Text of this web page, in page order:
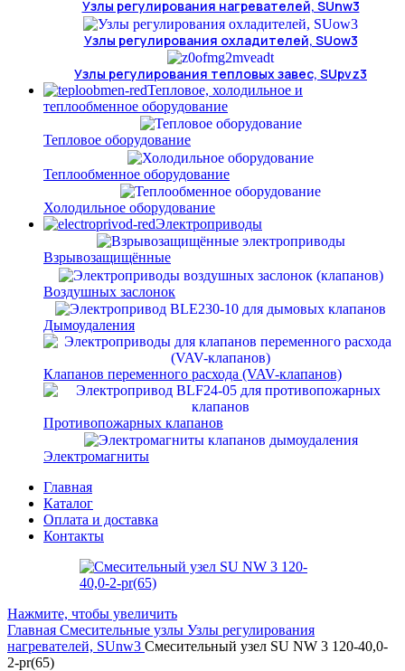
Узлы регулирования нагревателей, SUnw3
Узлы регулирования охладителей, SUow3
Узлы регулирования тепловых завес, SUpvz3
Тепловое, холодильное и
теплообменное оборудование
Тепловое оборудование
Теплообменное оборудование
Холодильное оборудование
Электроприводы
Взрывозащищённые
Воздушных заслонок
Дымоудаления
Клапанов переменного расхода (VAV-клапанов)
Противопожарных клапанов
Электромагниты
Главная
Каталог
Оплата и доставка
Контакты
Нажмите, чтобы увеличить
Главная Смесительные узлы Узлы регулирования
нагревателей, SUnw3 Смесительный узел SU NW 3 120-40,0-
2-pr(65)